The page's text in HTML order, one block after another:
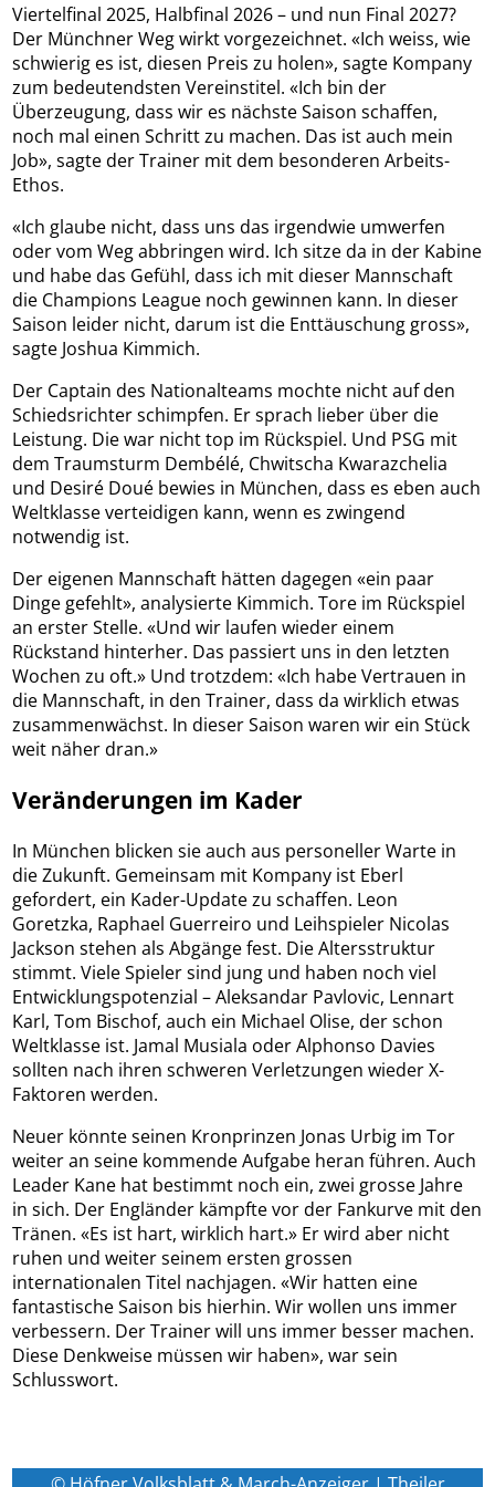
Viertelfinal 2025, Halbfinal 2026 – und nun Final 2027?
Der Münchner Weg wirkt vorgezeichnet. «Ich weiss, wie
schwierig es ist, diesen Preis zu holen», sagte Kompany
zum bedeutendsten Vereinstitel. «Ich bin der
Überzeugung, dass wir es nächste Saison schaffen,
noch mal einen Schritt zu machen. Das ist auch mein
Job», sagte der Trainer mit dem besonderen Arbeits-
Ethos.
«Ich glaube nicht, dass uns das irgendwie umwerfen
oder vom Weg abbringen wird. Ich sitze da in der Kabine
und habe das Gefühl, dass ich mit dieser Mannschaft
die Champions League noch gewinnen kann. In dieser
Saison leider nicht, darum ist die Enttäuschung gross»,
sagte Joshua Kimmich.
Der Captain des Nationalteams mochte nicht auf den
Schiedsrichter schimpfen. Er sprach lieber über die
Leistung. Die war nicht top im Rückspiel. Und PSG mit
dem Traumsturm Dembélé, Chwitscha Kwarazchelia
und Desiré Doué bewies in München, dass es eben auch
Weltklasse verteidigen kann, wenn es zwingend
notwendig ist.
Der eigenen Mannschaft hätten dagegen «ein paar
Dinge gefehlt», analysierte Kimmich. Tore im Rückspiel
an erster Stelle. «Und wir laufen wieder einem
Rückstand hinterher. Das passiert uns in den letzten
Wochen zu oft.» Und trotzdem: «Ich habe Vertrauen in
die Mannschaft, in den Trainer, dass da wirklich etwas
zusammenwächst. In dieser Saison waren wir ein Stück
weit näher dran.»
Veränderungen im Kader
In München blicken sie auch aus personeller Warte in
die Zukunft. Gemeinsam mit Kompany ist Eberl
gefordert, ein Kader-Update zu schaffen. Leon
Goretzka, Raphael Guerreiro und Leihspieler Nicolas
Jackson stehen als Abgänge fest. Die Altersstruktur
stimmt. Viele Spieler sind jung und haben noch viel
Entwicklungspotenzial – Aleksandar Pavlovic, Lennart
Karl, Tom Bischof, auch ein Michael Olise, der schon
Weltklasse ist. Jamal Musiala oder Alphonso Davies
sollten nach ihren schweren Verletzungen wieder X-
Faktoren werden.
Neuer könnte seinen Kronprinzen Jonas Urbig im Tor
weiter an seine kommende Aufgabe heran führen. Auch
Leader Kane hat bestimmt noch ein, zwei grosse Jahre
in sich. Der Engländer kämpfte vor der Fankurve mit den
Tränen. «Es ist hart, wirklich hart.» Er wird aber nicht
ruhen und weiter seinem ersten grossen
internationalen Titel nachjagen. «Wir hatten eine
fantastische Saison bis hierhin. Wir wollen uns immer
verbessern. Der Trainer will uns immer besser machen.
Diese Denkweise müssen wir haben», war sein
Schlusswort.